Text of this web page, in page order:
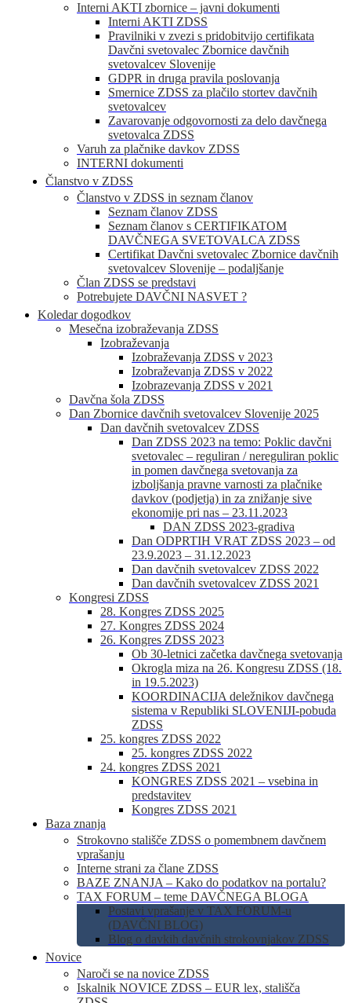
Interni AKTI zbornice – javni dokumenti
Interni AKTI ZDSS
Pravilniki v zvezi s pridobitvijo certifikata
Davčni svetovalec Zbornice davčnih
svetovalcev Slovenije
GDPR in druga pravila poslovanja
Smernice ZDSS za plačilo stortev davčnih
svetovalcev
Zavarovanje odgovornosti za delo davčnega
svetovalca ZDSS
Varuh za plačnike davkov ZDSS
INTERNI dokumenti
Članstvo v ZDSS
Članstvo v ZDSS in seznam članov
Seznam članov ZDSS
Seznam članov s CERTIFIKATOM
DAVČNEGA SVETOVALCA ZDSS
Certifikat Davčni svetovalec Zbornice davčnih
svetovalcev Slovenije – podaljšanje
Član ZDSS se predstavi
Potrebujete DAVČNI NASVET ?
Koledar dogodkov
Mesečna izobraževanja ZDSS
Izobraževanja
Izobraževanja ZDSS v 2023
Izobraževanja ZDSS v 2022
Izobrazevanja ZDSS v 2021
Davčna šola ZDSS
Dan Zbornice davčnih svetovalcev Slovenije 2025
Dan davčnih svetovalcev ZDSS
Dan ZDSS 2023 na temo: Poklic davčni
svetovalec – reguliran / nereguliran poklic
in pomen davčnega svetovanja za
izboljšanja pravne varnosti za plačnike
davkov (podjetja) in za znižanje sive
ekonomije pri nas – 23.11.2023
DAN ZDSS 2023-gradiva
Dan ODPRTIH VRAT ZDSS 2023 – od
23.9.2023 – 31.12.2023
Dan davčnih svetovalcev ZDSS 2022
Dan davčnih svetovalcev ZDSS 2021
Kongresi ZDSS
28. Kongres ZDSS 2025
27. Kongres ZDSS 2024
26. Kongres ZDSS 2023
Ob 30-letnici začetka davčnega svetovanja
Okrogla miza na 26. Kongresu ZDSS (18.
in 19.5.2023)
KOORDINACIJA deležnikov davčnega
sistema v Republiki SLOVENIJI-pobuda
ZDSS
25. kongres ZDSS 2022
25. kongres ZDSS 2022
24. kongres ZDSS 2021
KONGRES ZDSS 2021 – vsebina in
predstavitev
Kongres ZDSS 2021
Baza znanja
Strokovno stališče ZDSS o pomembnem davčnem
vprašanju
Interne strani za člane ZDSS
BAZE ZNANJA – Kako do podatkov na portalu?
TAX FORUM – teme DAVČNEGA BLOGA
Postavi vprašanje v TAX FORUM-u
(DAVČNI BLOG)
Blog o davkih davčnih strokovnjakov ZDSS
Novice
Naroči se na novice ZDSS
Iskalnik NOVICE ZDSS – EUR lex, stališča